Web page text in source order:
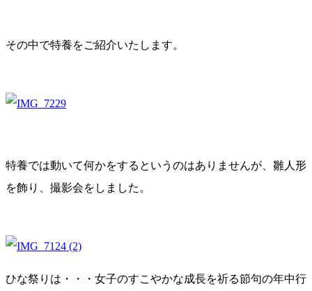
その中で特養をご紹介いたします。
特養では動いて何かをするというのはありませんが、雛人形
を飾り、撮影会をしました。
ひな祭りは・・・女子のすこやかな成長を祈る節句の年中行